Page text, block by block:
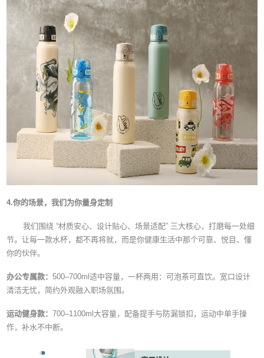
4.你的场景，我们为你量身定制
我们围绕 “材质安心、设计贴心、场景适配” 三大核心，打磨每一处细
节。让每一款水杯，都不再将就，而是你健康生活中那个可靠、悦目、懂
你的伙伴。
办公专属款：500–700ml适中容量，一杯两用：可泡茶可直饮。宽口设计
清洁无忧，简约外观融入职场氛围。
运动健身款：700–1100ml大容量，配备提手与防漏锁扣，运动中单手操
作，补水不中断。